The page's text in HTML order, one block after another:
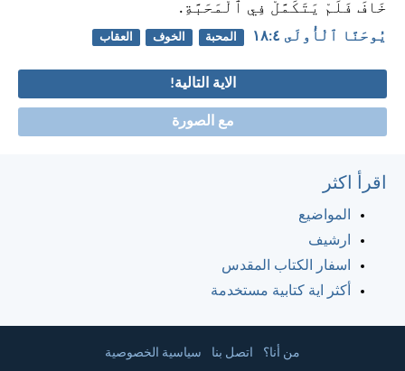
خَافَ فَلَمْ يَتَكَمَّلْ فِي ٱلْمَحَبَّةِ.
يُوحَنَّا ٱلْأُولَى ٤:‏١٨ المحبة الخوف العقاب
الاية التالية!
مع الصورة
اقرأ اكثر
المواضيع
ارشيف
اسفار الكتاب المقدس
أكثر اية كتابية مستخدمة
من أنا؟ اتصل بنا سياسية الخصوصية